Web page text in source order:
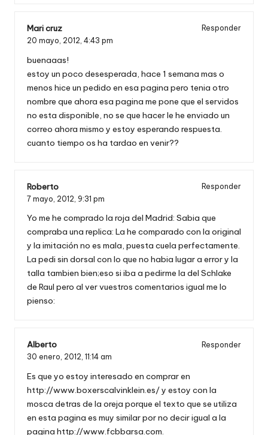
Mari cruz
Responder
20 mayo, 2012, 4:43 pm
buenaaas!
estoy un poco desesperada, hace 1 semana mas o
menos hice un pedido en esa pagina pero tenia otro
nombre que ahora esa pagina me pone que el servidos
no esta disponible, no se que hacer le he enviado un
correo ahora mismo y estoy esperando respuesta.
cuanto tiempo os ha tardao en venir??
Roberto
Responder
7 mayo, 2012, 9:31 pm
Yo me he comprado la roja del Madrid: Sabia que
compraba una replica: La he comparado con la original
y la imitación no es mala, puesta cuela perfectamente.
La pedi sin dorsal con lo que no habia lugar a error y la
talla tambien bien;eso si iba a pedirme la del Schlake
de Raul pero al ver vuestros comentarios igual me lo
pienso:
Alberto
Responder
30 enero, 2012, 11:14 am
Es que yo estoy interesado en comprar en
http://www.boxerscalvinklein.es/y estoy con la
mosca detras de la oreja porque el texto que se utiliza
en esta pagina es muy similar por no decir igual a la
pagina http://www.fcbbarsa.com.